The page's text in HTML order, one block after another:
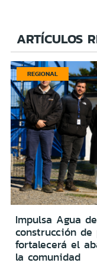
ARTÍCULOS
REGIONAL
Impulsa Agua
construcción de
fortalecerá el
la comunidad